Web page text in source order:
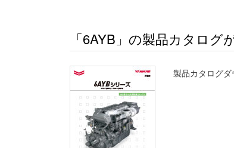
「6AYB」の製品カタログ
製品カタログダ